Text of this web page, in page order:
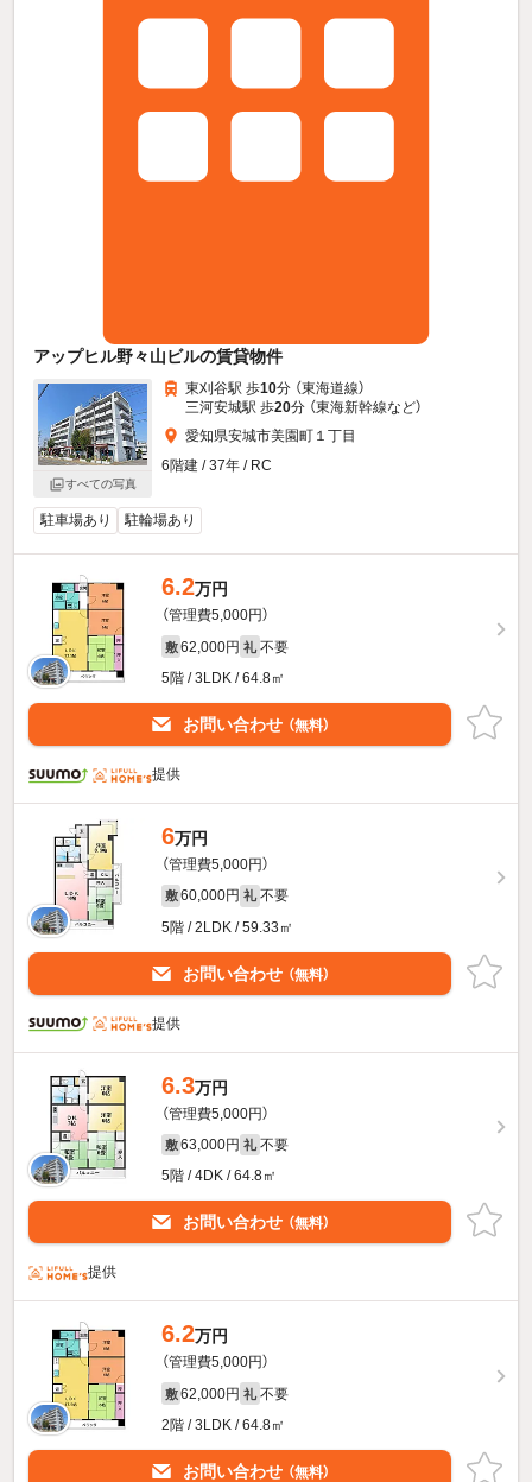
アップヒル野々山ビルの賃貸物件
すべての写真
東刈谷駅 歩10分 （東海道線）
三河安城駅 歩20分 （東海新幹線など）
愛知県安城市美園町１丁目
6階建 / 37年 / RC
駐車場あり 駐輪場あり
6.2万円
（管理費5,000円）
敷 62,000円 礼 不要
5階 / 3LDK / 64.8㎡
お問い合わせ （無料）
提供
6万円
（管理費5,000円）
敷 60,000円 礼 不要
5階 / 2LDK / 59.33㎡
お問い合わせ （無料）
提供
6.3万円
（管理費5,000円）
敷 63,000円 礼 不要
5階 / 4DK / 64.8㎡
お問い合わせ （無料）
提供
6.2万円
（管理費5,000円）
敷 62,000円 礼 不要
2階 / 3LDK / 64.8㎡
お問い合わせ （無料）